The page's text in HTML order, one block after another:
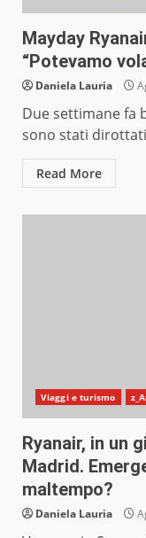
Mayday
“Potevamo
Daniela Lauria
Due settimane fa
sono stati
Read More
Viaggi e turismo
Ryanair, in un
Madrid.
maltempo?
Daniela Lauria